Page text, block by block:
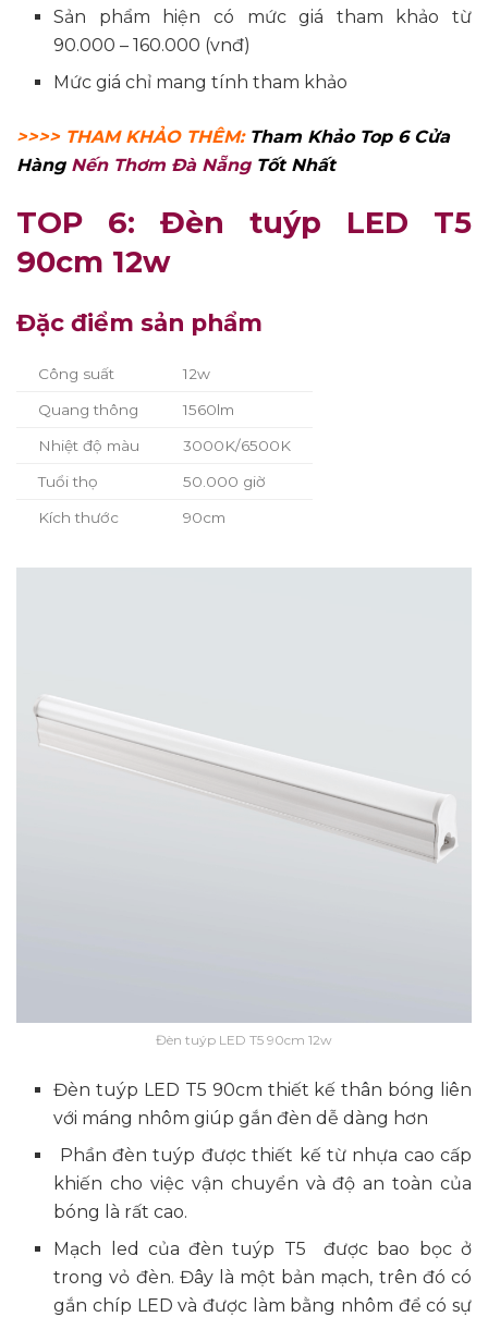
Sản phẩm hiện có mức giá tham khảo từ
90.000 – 160.000 (vnđ)
Mức giá chỉ mang tính tham khảo
>>>> THAM KHẢO THÊM: Tham Khảo Top 6 Cửa
Hàng Nến Thơm Đà Nẵng Tốt Nhất
TOP 6: Đèn tuýp LED T5
90cm 12w
Đặc điểm sản phẩm
Công suất 12w
Quang thông 1560lm
Nhiệt độ màu 3000K/6500K
Tuổi thọ 50.000 giờ
Kích thước 90cm
Đèn tuýp LED T5 90cm 12w
Đèn tuýp LED T5 90cm thiết kế thân bóng liên
với máng nhôm giúp gắn đèn dễ dàng hơn
Phần đèn tuýp được thiết kế từ nhựa cao cấp
khiến cho việc vận chuyển và độ an toàn của
bóng là rất cao.
Mạch led của đèn tuýp T5 được bao bọc ở
trong vỏ đèn. Đây là một bản mạch, trên đó có
gắn chíp LED và được làm bằng nhôm để có sự